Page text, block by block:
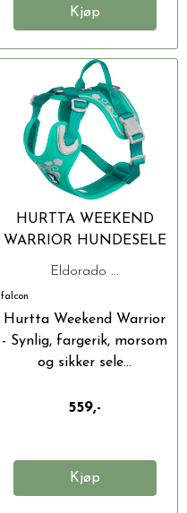
Kjøp
HURTTA WEEKEND
WARRIOR HUNDESELE
XS: 40-45 CM
Eldorado ...
falcon
Hurtta Weekend Warrior
- Synlig, fargerik, morsom
og sikker sele...
559,-
Kjøp